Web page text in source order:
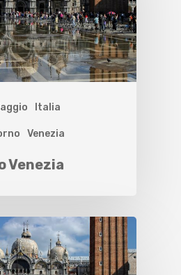
Italia
Venezia
Venezia